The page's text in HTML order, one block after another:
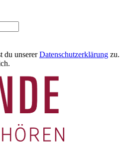
du unserer Datenschutzerklärung zu.